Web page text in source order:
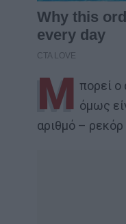
Μ πορεί ο
όμως
αριθμό –